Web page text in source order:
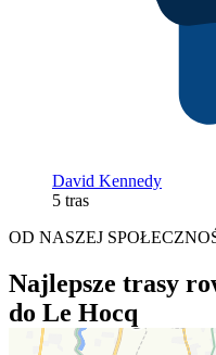
David Kennedy
5 tras
OD NASZEJ
Najlepsze trasy
do Le Hocq